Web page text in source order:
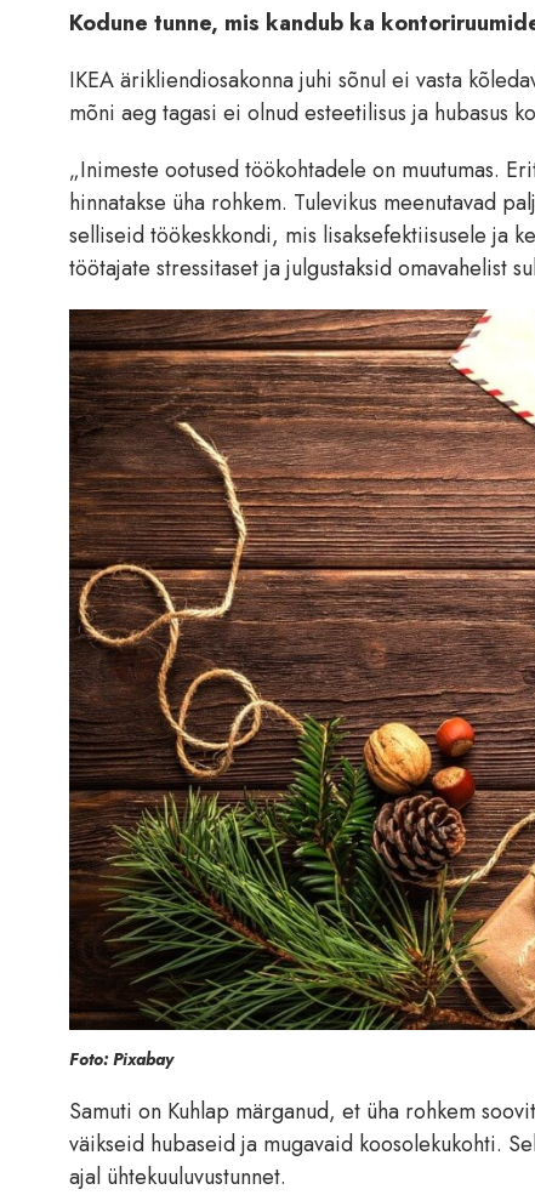
Kodune tunne, mis kandub ka
IKEA ärikliendiosakonna juhi sõnul ei vasta
mõni aeg tagasi ei olnud esteetilisus ja hubasus
„Inimeste ootused töökohtadele on muutumas.
hinnatakse üha rohkem. Tulevikus meenutavad
selliseid töökeskkondi, mis lisaksefektiisusele ja
töötajate stressitaset ja julgustaksid omavahelist
Foto: Pixabay
Samuti on Kuhlap märganud, et üha rohkem
väikseid hubaseid ja mugavaid koosolekukohti.
ajal ühtekuuluvustunnet.